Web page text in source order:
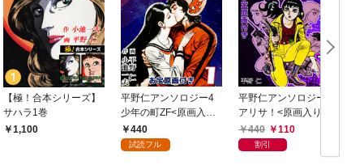
【極！合本シリーズ】
サハラ1巻
1,100
平野仁アンソロジー4
少年の町ZF<原画入り
特装版>1
440
試読フル
平野仁アンソロジー3
アリサ！<原画入り特
装版>1
440 110
割引